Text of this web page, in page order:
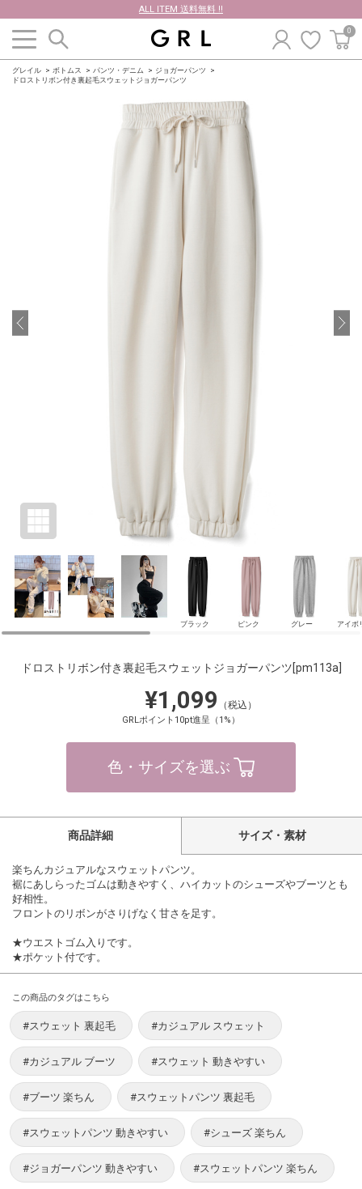
ALL ITEM 送料無料 !!
0
グレイル ボトムス パンツ・デニム
ジョガーパンツ
ドロストリボン付き裏起毛スウェットジョガーパンツ
ブラック ピンク グレー アイボ
ドロストリボン付き裏起毛スウェットジョガーパンツ[pm113a]
¥1,099 （税込）
GRLポイント10pt進呈（1%）
色・サイズを選ぶ
商品詳細 サイズ・素材
楽ちんカジュアルなスウェットパンツ。
裾にあしらったゴムは動きやすく、ハイカットのシューズやブーツとも
好相性。
フロントのリボンがさりげなく甘さを足す。
★ウエストゴム入りです。
★ポケット付です。
この商品のタグはこちら
#スウェット 裏起毛 #カジュアル スウェット
#カジュアル ブーツ #スウェット 動きやすい
#ブーツ 楽ちん #スウェットパンツ 裏起毛
#スウェットパンツ 動きやすい #シューズ 楽ちん
#ジョガーパンツ 動きやすい #スウェットパンツ 楽ちん